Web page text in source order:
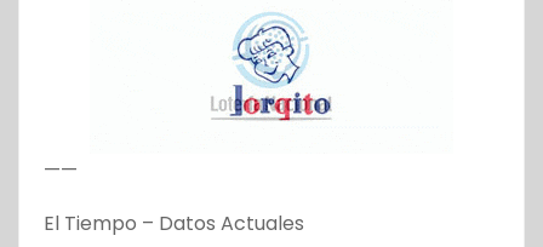
——
El Tiempo – Datos Actuales